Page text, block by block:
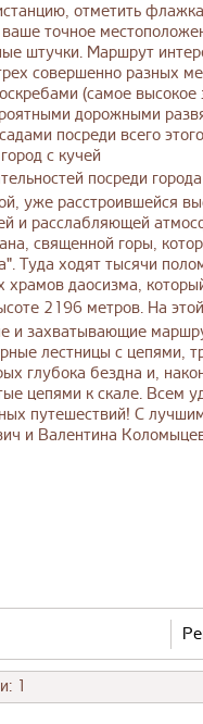
отметить
ваше точное
штучки. Маршрут
совершенно разных
(самое высокое
дорожными
посреди всего
с кучей
посреди
уже расстроившейся
и расслабляющей
священной горы,
Туда ходят тысячи
даосизма,
2196 метров. На
и захватывающие
лестницы с цепями,
глубока бездна и,
цепями к скале. Всем
путешествий! С
и Валентина
1